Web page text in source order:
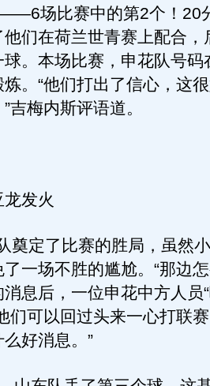
场比赛中的第2个！20
们在荷兰世青赛上配合，
球。本场比赛，申花队号
炼。“他们打出了信心，这
吉梅内斯评语道。
发火
定了比赛的胜局，虽然
一场不胜的尴尬。“那边
息后，一位申花中方人员
们可以回过头来一心打联
好消息。”